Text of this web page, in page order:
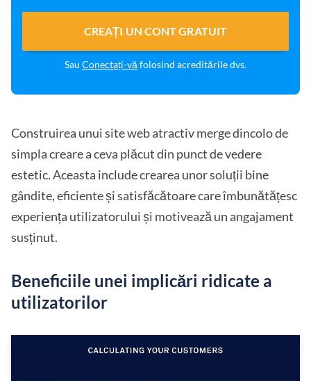
CREAȚI UN CONT GRATUIT
Sau Conectați-vă folosind acreditările dvs.
Construirea unui site web atractiv merge dincolo de
simpla creare a ceva plăcut din punct de vedere
estetic. Aceasta include crearea unor soluții bine
gândite, eficiente și satisfăcătoare care îmbunătățesc
experiența utilizatorului și motivează un angajament
susținut.
Beneficiile unei implicări ridicate a
utilizatorilor